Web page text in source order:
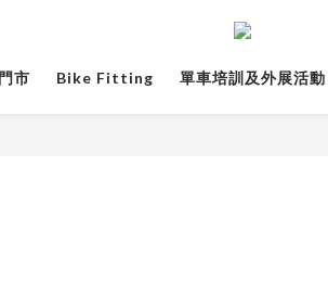
市 Bike Fitting 單車培訓及外展活動